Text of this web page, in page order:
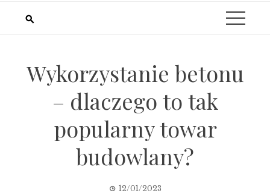
Wykorzystanie betonu
– dlaczego to tak
popularny towar
budowlany?
12/01/2023